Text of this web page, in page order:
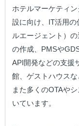
ホテルマーケティ
設に向け、IT活用
ルエージェント）
の作成、PMSや
API開発などの支援
館、ゲストハウスな
また多くのOTAや
いています。